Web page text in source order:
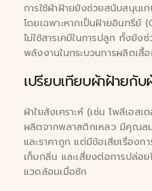
การใช้ผ้าฝ้ายยังช่วยสนับสนุน
โดยเฉพาะหากเป็นฝ้ายอินทรี
ไม่ใช้สารเคมีในการปลูก ทั้งยัง
พลังงานในกระบวนการผลิตเสื้
เปรียบเทียบผ้าฝ้ายกับ
ผ้าใยสังเคราะห์ (เช่น โพลีเอส
ผลิตจากพลาสติกเหลว มีคุณส
และราคาถูก แต่มีข้อเสียเรื่องก
เก็บกลิ่น และเสี่ยงต่อการปล่อ
แวดล้อมเมื่อซัก